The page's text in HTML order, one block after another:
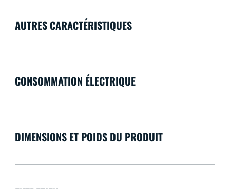
AUTRES CARACTÉRISTIQUES
CONSOMMATION ÉLECTRIQUE
DIMENSIONS ET POIDS DU PRODUIT